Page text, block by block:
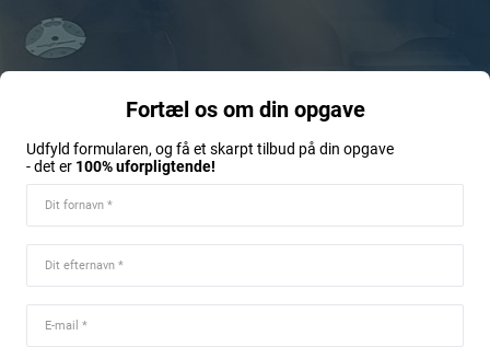
Fortæl os om din opgave
Udfyld formularen, og få et skarpt tilbud på din opgave
- det er 100% uforpligtende!